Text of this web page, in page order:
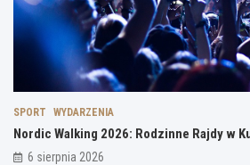
SPORT WYDARZENIA
Nordic Walking 2026: Rodzinne Rajdy w
6 sierpnia 2026